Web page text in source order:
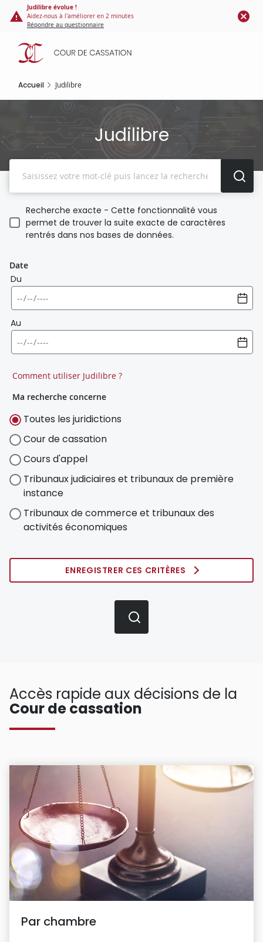
Panneau de gestion des cookies
contenu
principal
Judilibre évolue !
Aidez-nous à l'améliorer en 2 minutes
Répondre au questionnaire
Accueil Judilibre
Judilibre
Recherche exacte - Cette fonctionnalité vous
permet de trouver la suite exacte de caractères
rentrés dans nos bases de données.
Date
Du
Au
Comment utiliser Judilibre ?
Ma recherche concerne
Toutes les juridictions
Cour de cassation
Cours d'appel
Tribunaux judiciaires et tribunaux de première
instance
Tribunaux de commerce et tribunaux des
activités économiques
ENREGISTRER CES CRITÈRES
Accès rapide aux décisions de la
Cour de cassation
Par chambre